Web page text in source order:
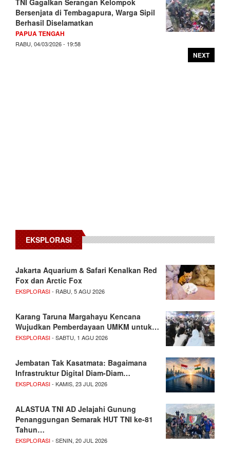
Bersenjata di Tembagapura, Warga Sipil
Berhasil Diselamatkan
PAPUA TENGAH
RABU, 04/03/2026 - 19:58
NEXT
EKSPLORASI
Jakarta Aquarium & Safari Kenalkan Red
Fox dan Arctic Fox
EKSPLORASI- RABU, 5 AGU 2026
Karang Taruna Margahayu Kencana
Wujudkan Pemberdayaan UMKM untuk…
EKSPLORASI- SABTU, 1 AGU 2026
Jembatan Tak Kasatmata: Bagaimana
Infrastruktur Digital Diam-Diam…
EKSPLORASI- KAMIS, 23 JUL 2026
ALASTUA TNI AD Jelajahi Gunung
Penanggungan Semarak HUT TNI ke-81
Tahun…
EKSPLORASI- SENIN, 20 JUL 2026